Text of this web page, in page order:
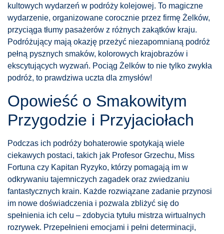
kultowych wydarzeń w podróży kolejowej. To magiczne
wydarzenie, organizowane corocznie przez firmę Żelków,
przyciąga tłumy pasażerów z różnych zakątków kraju.
Podróżujący mają okazję przeżyć niezapomnianą podróż
pełną pysznych smaków, kolorowych krajobrazów i
ekscytujących wyzwań. Pociąg Żelków to nie tylko zwykła
podróż, to prawdziwa uczta dla zmysłów!
Opowieść o Smakowitym
Przygodzie i Przyjaciołach
Podczas ich podróży bohaterowie spotykają wiele
ciekawych postaci, takich jak Profesor Grzechu, Miss
Fortuna czy Kapitan Ryzyko, którzy pomagają im w
odkrywaniu tajemniczych zagadek oraz zwiedzaniu
fantastycznych krain. Każde rozwiązane zadanie przynosi
im nowe doświadczenia i pozwala zbliżyć się do
spełnienia ich celu – zdobycia tytułu mistrza wirtualnych
rozrywek. Przepełnieni emocjami i pełni determinacji,